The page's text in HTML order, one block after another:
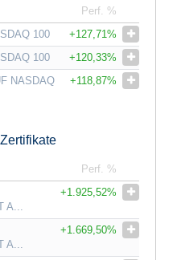
Perf. %
100
+127,71%
100
+120,33%
NASDAQ
+118,87%
Perf. %
A...
+1.925,52%
A...
+1.669,50%